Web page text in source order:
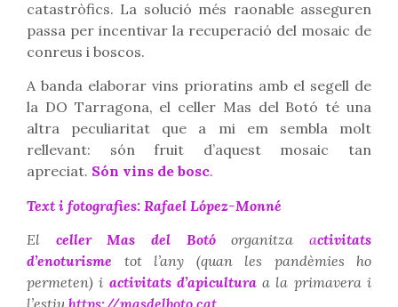
catastròfics. La solució més raonable asseguren
passa per incentivar la recuperació del mosaic de
conreus i boscos.
A banda elaborar vins prioratins amb el segell de
la DO Tarragona, el celler Mas del Botó té una
altra peculiaritat que a mi em sembla molt
rellevant: són fruit d’aquest mosaic tan
apreciat. Són vins de bosc.
Text i fotografies: Rafael López-Monné
El celler Mas del Botóorganitzaactivitats
d’enoturisme tot l’any (quan les pandèmies ho
permeten) i activitats d’apicultura a la primavera i